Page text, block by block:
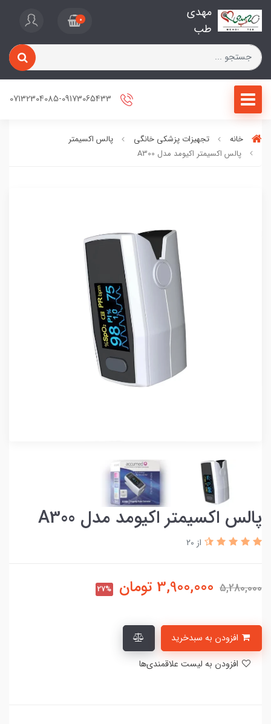
مهدی
طب
0
خانه تجهیزات پزشکی خانگی
پالس اکسیمتر
پالس اکسیمتر اکیومد مدل A300
پالس اکسیمتر اکیومد مدل A300
از 20
5,280,000
3,900,000 تومان 27%